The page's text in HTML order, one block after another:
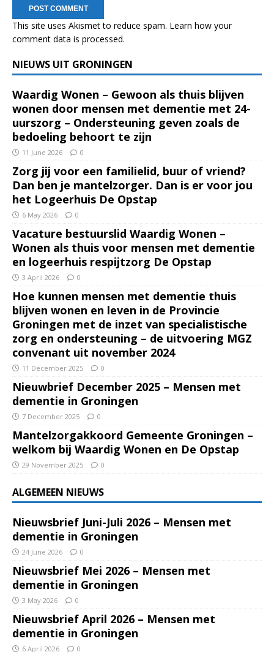
This site uses Akismet to reduce spam. Learn how your
comment data is processed.
NIEUWS UIT GRONINGEN
Waardig Wonen – Gewoon als thuis blijven
wonen door mensen met dementie met 24-
uurszorg – Ondersteuning geven zoals de
bedoeling behoort te zijn
11 June 2026 0
Zorg jij voor een familielid, buur of vriend?
Dan ben je mantelzorger. Dan is er voor jou
het Logeerhuis De Opstap
6 May 2026 0
Vacature bestuurslid Waardig Wonen –
Wonen als thuis voor mensen met dementie
en logeerhuis respijtzorg De Opstap
3 April 2026 0
Hoe kunnen mensen met dementie thuis
blijven wonen en leven in de Provincie
Groningen met de inzet van specialistische
zorg en ondersteuning – de uitvoering MGZ
convenant uit november 2024
11 December 2025 0
Nieuwbrief December 2025 – Mensen met
dementie in Groningen
7 December 2025 0
Mantelzorgakkoord Gemeente Groningen –
welkom bij Waardig Wonen en De Opstap
29 November 2025 0
ALGEMEEN NIEUWS
Nieuwsbrief Juni-Juli 2026 – Mensen met
dementie in Groningen
24 June 2026 0
Nieuwsbrief Mei 2026 – Mensen met
dementie in Groningen
3 May 2026 0
Nieuwsbrief April 2026 – Mensen met
dementie in Groningen
6 April 2026 0